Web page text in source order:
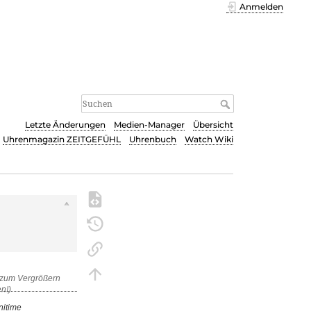
Anmelden
Letzte Änderungen Medien-Manager
Übersicht
Uhrenmagazin ZEITGEFÜHL Uhrenbuch Watch Wiki